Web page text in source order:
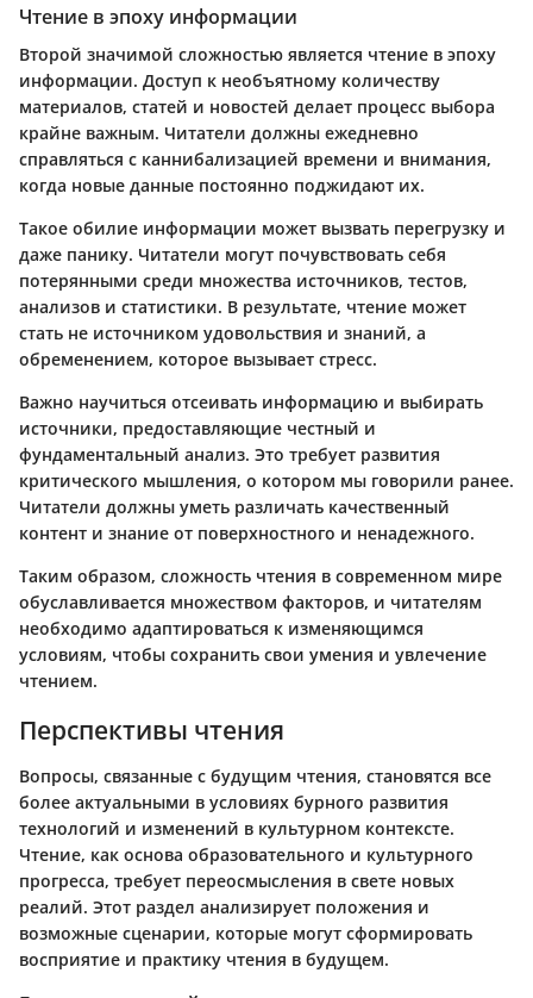
Чтение в эпоху информации
Второй значимой сложностью является чтение в эпоху
информации. Доступ к необъятному количеству
материалов, статей и новостей делает процесс выбора
крайне важным. Читатели должны ежедневно
справляться с каннибализацией времени и внимания,
когда новые данные постоянно поджидают их.
Такое обилие информации может вызвать перегрузку и
даже панику. Читатели могут почувствовать себя
потерянными среди множества источников, тестов,
анализов и статистики. В результате, чтение может
стать не источником удовольствия и знаний, а
обременением, которое вызывает стресс.
Важно научиться отсеивать информацию и выбирать
источники, предоставляющие честный и
фундаментальный анализ. Это требует развития
критического мышления, о котором мы говорили ранее.
Читатели должны уметь различать качественный
контент и знание от поверхностного и ненадежного.
Таким образом, сложность чтения в современном мире
обуславливается множеством факторов, и читателям
необходимо адаптироваться к изменяющимся
условиям, чтобы сохранить свои умения и увлечение
чтением.
Перспективы чтения
Вопросы, связанные с будущим чтения, становятся все
более актуальными в условиях бурного развития
технологий и изменений в культурном контексте.
Чтение, как основа образовательного и культурного
прогресса, требует переосмысления в свете новых
реалий. Этот раздел анализирует положения и
возможные сценарии, которые могут сформировать
восприятие и практику чтения в будущем.